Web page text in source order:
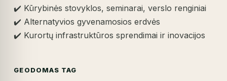
✔️ Kūrybinės stovyklos, seminarai, verslo renginiai
✔️ Alternatyvios gyvenamosios erdvės
✔️ Kurortų infrastruktūros sprendimai ir inovacijos
GEODOMAS TAG